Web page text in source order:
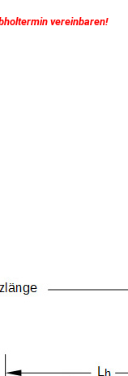
vereinbaren!